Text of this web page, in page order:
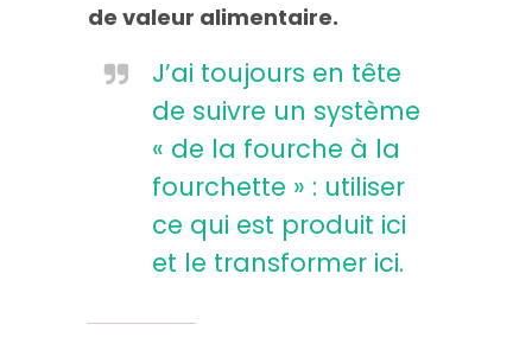
de valeur alimentaire.
J’ai toujours en tête
de suivre un système
« de la fourche à la
fourchette » : utiliser
ce qui est produit ici
et le transformer ici.